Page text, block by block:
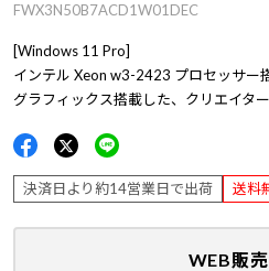
FWX3N50B7ACD1W01DEC
[Windows 11 Pro]
インテル Xeon w3-2423 プロセッサー
グラフィックス搭載した、クリエイタ
決済日より約14営業日で出荷 送料
WEB販